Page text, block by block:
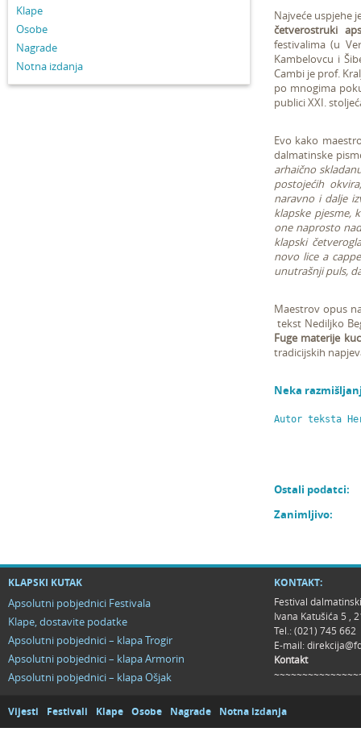
Klape
Osobe
Nagrade
Notna izdanja
Najveće uspjehe
četverostruki
festivalima (u
Kambelovcu i
Cambi je prof.
po mnogima
publici XXI.
Evo kako
dalmatinske
arhaično
postojećih
naravno i dalje
klapske pjesme,
one naprosto
klapski
novo lice a
unutrašnji puls,
Maestrov opus
tekst Nediljko
Fuge materije
tradicijskih
Neka
Autor teksta
Ostali podatci:
Zanimljivo:
KLAPSKI KUTAK
Apsolutni pobjednici Festivala
Klape, dostavite podatke
Apsolutni pobjednici – klapa Trogir
Apsolutni pobjednici – klapa Armorin
Apsolutni pobjednici – klapa Ošjak
KONTAKT:
Festival
Ivana Katušića 5 ,
Tel.: (021) 745 662
E-mail:
Kontakt
Vijesti Festivali Klape Osobe Nagrade Notna izdanja